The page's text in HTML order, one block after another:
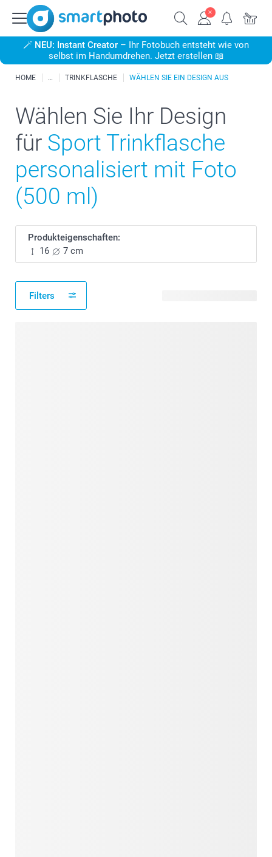
🪄 NEU: Instant Creator – Ihr Fotobuch entsteht wie von
selbst im Handumdrehen. Jetzt erstellen 📖
HOME TRINKFLASCHE WÄHLEN SIE EIN DESIGN AUS
Wählen Sie Ihr Design
für Sport Trinkflasche
personalisiert mit Foto
(500 ml)
Produkteigenschaften:
16
7 cm
Filters